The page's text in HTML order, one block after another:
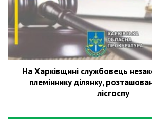
На Харківщині службовець
племіннику ділянку,
лісгоспу